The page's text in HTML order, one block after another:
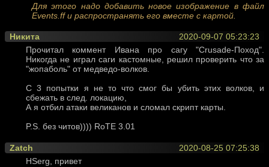
Для этого надо добавить новое изображение в файл
Events.ff и распространять его вместе с картой.
2020-09-07 05:23:23
Никита
Прочитал коммент Ивана про сагу "Crusade-Поход".
Никогда не играл саги кастомные, решил проверить что за
"жопаболь" от медведо-волков.
С 3 попытки я не то что смог бы убить этих волков, и
сбежать в след. локацию,
А я отбил атаки великанов и сломал скрипт карты.
P.S. без читов)))) RoTE 3.01
2020-08-25 07:25:38
Zatch
HSerg, привет